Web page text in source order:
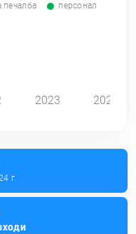
печалба персонал
2023 2024
г.